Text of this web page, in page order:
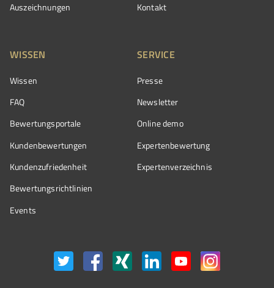
Auszeichnungen
Kontakt
WISSEN
Wissen
FAQ
Bewertungsportale
Kundenbewertungen
Kundenzufriedenheit
Bewertungs­richtlinien
Events
SERVICE
Presse
Newsletter
Online demo
Expertenbewertung
Expertenverzeichnis